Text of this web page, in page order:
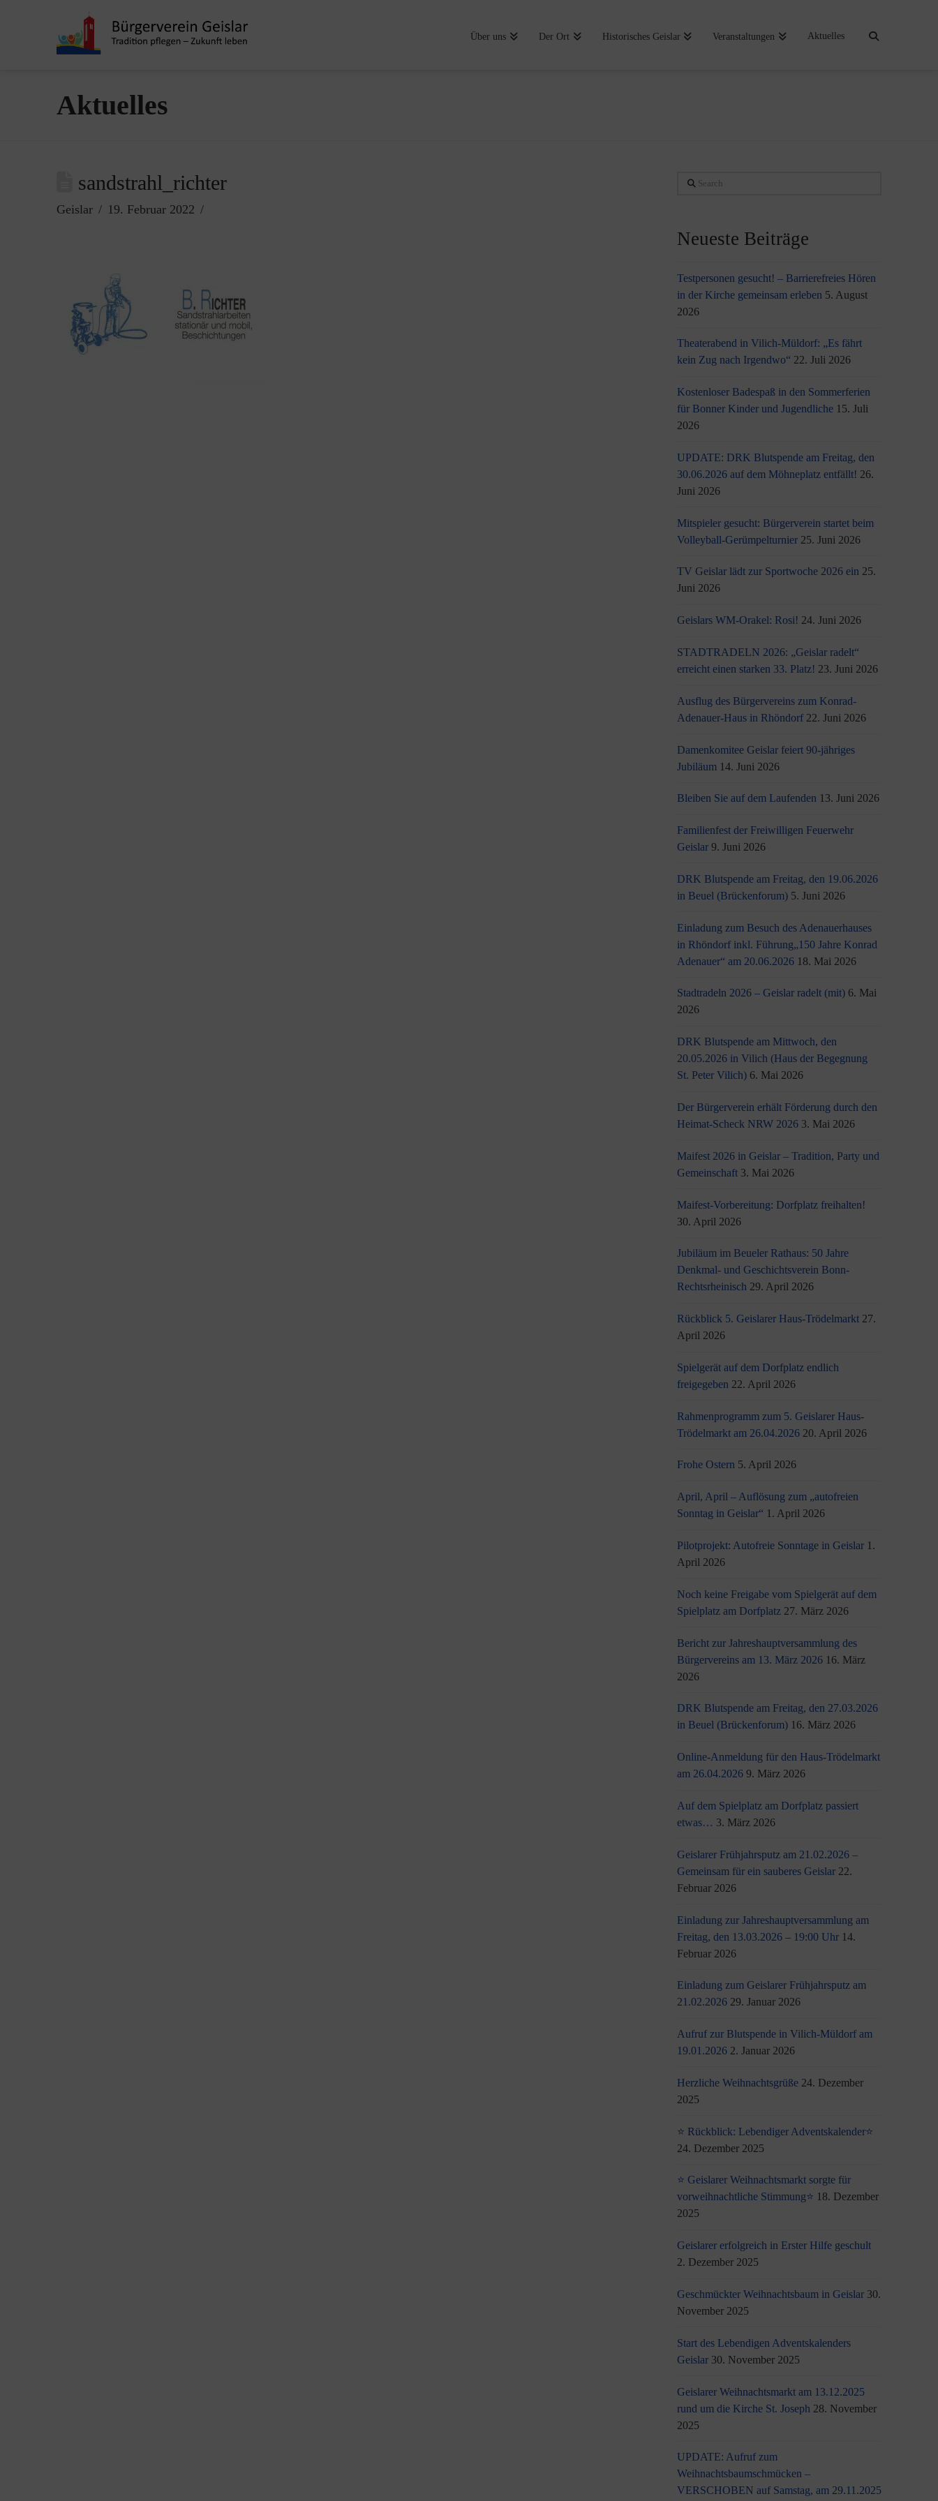
Über uns Der Ort Historisches Geislar Veranstaltungen Aktuelles
Aktuelles
sandstrahl_richter
Geislar 19. Februar 2022
Search
Neueste Beiträge
Testpersonen gesucht! – Barrierefreies Hören
in der Kirche gemeinsam erleben 5. August
2026
Theaterabend in Vilich-Müldorf: „Es fährt
kein Zug nach Irgendwo“ 22. Juli 2026
Kostenloser Badespaß in den Sommerferien
für Bonner Kinder und Jugendliche 15. Juli
2026
UPDATE: DRK Blutspende am Freitag, den
30.06.2026 auf dem Möhneplatz entfällt! 26.
Juni 2026
Mitspieler gesucht: Bürgerverein startet beim
Volleyball-Gerümpelturnier 25. Juni 2026
TV Geislar lädt zur Sportwoche 2026 ein 25.
Juni 2026
Geislars WM-Orakel: Rosi! 24. Juni 2026
STADTRADELN 2026: „Geislar radelt“
erreicht einen starken 33. Platz! 23. Juni 2026
Ausflug des Bürgervereins zum Konrad-
Adenauer-Haus in Rhöndorf 22. Juni 2026
Damenkomitee Geislar feiert 90-jähriges
Jubiläum 14. Juni 2026
Bleiben Sie auf dem Laufenden 13. Juni 2026
Familienfest der Freiwilligen Feuerwehr
Geislar 9. Juni 2026
DRK Blutspende am Freitag, den 19.06.2026
in Beuel (Brückenforum) 5. Juni 2026
Einladung zum Besuch des Adenauerhauses
in Rhöndorf inkl. Führung„150 Jahre Konrad
Adenauer“ am 20.06.2026 18. Mai 2026
Stadtradeln 2026 – Geislar radelt (mit) 6. Mai
2026
DRK Blutspende am Mittwoch, den
20.05.2026 in Vilich (Haus der Begegnung
St. Peter Vilich) 6. Mai 2026
Der Bürgerverein erhält Förderung durch den
Heimat-Scheck NRW 2026 3. Mai 2026
Maifest 2026 in Geislar – Tradition, Party und
Gemeinschaft 3. Mai 2026
Maifest-Vorbereitung: Dorfplatz freihalten!
30. April 2026
Jubiläum im Beueler Rathaus: 50 Jahre
Denkmal- und Geschichtsverein Bonn-
Rechtsrheinisch 29. April 2026
Rückblick 5. Geislarer Haus-Trödelmarkt 27.
April 2026
Spielgerät auf dem Dorfplatz endlich
freigegeben 22. April 2026
Rahmenprogramm zum 5. Geislarer Haus-
Trödelmarkt am 26.04.2026 20. April 2026
Frohe Ostern 5. April 2026
April, April – Auflösung zum „autofreien
Sonntag in Geislar“ 1. April 2026
Pilotprojekt: Autofreie Sonntage in Geislar 1.
April 2026
Noch keine Freigabe vom Spielgerät auf dem
Spielplatz am Dorfplatz 27. März 2026
Bericht zur Jahreshauptversammlung des
Bürgervereins am 13. März 2026 16. März
2026
DRK Blutspende am Freitag, den 27.03.2026
in Beuel (Brückenforum) 16. März 2026
Online-Anmeldung für den Haus-Trödelmarkt
am 26.04.2026 9. März 2026
Auf dem Spielplatz am Dorfplatz passiert
etwas… 3. März 2026
Geislarer Frühjahrsputz am 21.02.2026 –
Gemeinsam für ein sauberes Geislar 22.
Februar 2026
Einladung zur Jahreshauptversammlung am
Freitag, den 13.03.2026 – 19:00 Uhr 14.
Februar 2026
Einladung zum Geislarer Frühjahrsputz am
21.02.2026 29. Januar 2026
Aufruf zur Blutspende in Vilich-Müldorf am
19.01.2026 2. Januar 2026
Herzliche Weihnachtsgrüße 24. Dezember
2025
⭐ Rückblick: Lebendiger Adventskalender⭐
24. Dezember 2025
⭐ Geislarer Weihnachtsmarkt sorgte für
vorweihnachtliche Stimmung⭐ 18. Dezember
2025
Geislarer erfolgreich in Erster Hilfe geschult
2. Dezember 2025
Geschmückter Weihnachtsbaum in Geislar 30.
November 2025
Start des Lebendigen Adventskalenders
Geislar 30. November 2025
Geislarer Weihnachtsmarkt am 13.12.2025
rund um die Kirche St. Joseph 28. November
2025
UPDATE: Aufruf zum
Weihnachtsbaumschmücken –
VERSCHOBEN auf Samstag, am 29.11.2025